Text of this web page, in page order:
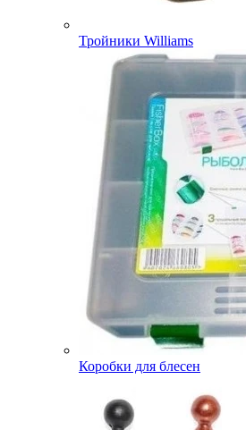
Тройники Williams
Коробки для блесен